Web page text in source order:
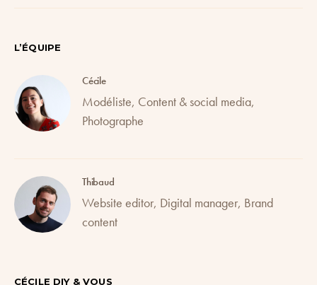
L’ÉQUIPE
Cécile
Modéliste, Content & social media,
Photographe
Thibaud
Website editor, Digital manager, Brand
content
CÉCILE DIY & VOUS